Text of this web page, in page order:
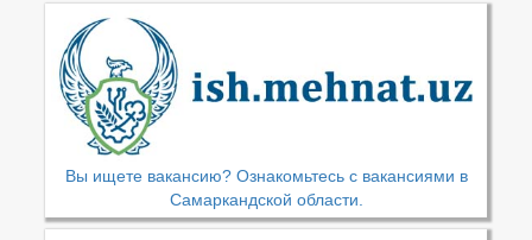
Вы ищете вакансию? Ознакомьтесь с вакансиями в
Самаркандской области.